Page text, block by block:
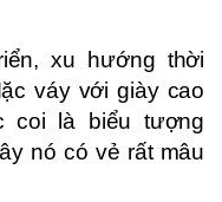
xu hướng thời
váy với giày cao
coi là biểu tượng
nó có vẻ rất mâu